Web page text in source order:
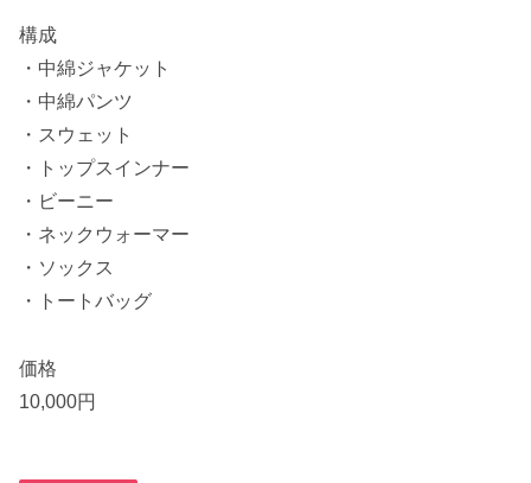
構成
・中綿ジャケット
・中綿パンツ
・スウェット
・トップスインナー
・ビーニー
・ネックウォーマー
・ソックス
・トートバッグ
価格
10,000円